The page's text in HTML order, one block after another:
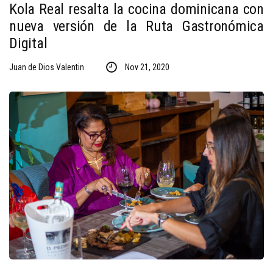
Kola Real resalta la cocina dominicana con
nueva versión de la Ruta Gastronómica
Digital
Juan de Dios Valentin Nov 21, 2020